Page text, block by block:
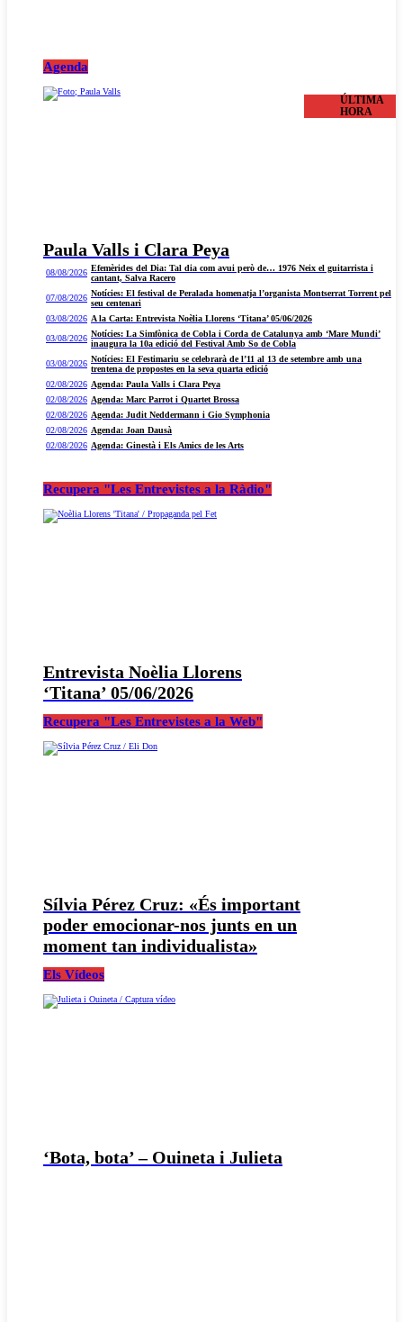
Agenda
Paula Valls i Clara Peya
ÚLTIMA
HORA
08/08/2026 Efemèrides del Dia: Tal dia com avui però de… 1976 Neix el guitarrista i
cantant, Salva Racero
07/08/2026 Notícies: El festival de Peralada homenatja l’organista Montserrat Torrent pel
seu centenari
03/08/2026 A la Carta: Entrevista Noèlia Llorens ‘Titana’ 05/06/2026
03/08/2026 Notícies: La Simfònica de Cobla i Corda de Catalunya amb ‘Mare Mundi’
inaugura la 10a edició del Festival Amb So de Cobla
03/08/2026 Notícies: El Festimariu se celebrarà de l’11 al 13 de setembre amb una
trentena de propostes en la seva quarta edició
02/08/2026 Agenda: Paula Valls i Clara Peya
02/08/2026 Agenda: Marc Parrot i Quartet Brossa
02/08/2026 Agenda: Judit Neddermann i Gio Symphonia
02/08/2026 Agenda: Joan Dausà
02/08/2026 Agenda: Ginestà i Els Amics de les Arts
Recupera "Les Entrevistes a la Ràdio"
Entrevista Noèlia Llorens
‘Titana’ 05/06/2026
Recupera "Les Entrevistes a la Web"
Sílvia Pérez Cruz: «És important
poder emocionar-nos junts en un
moment tan individualista»
Els Vídeos
‘Bota, bota’ – Ouineta i Julieta